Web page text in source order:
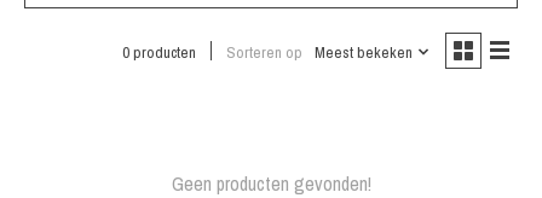
0 producten Sorteren op Meest bekeken
Geen producten gevonden!